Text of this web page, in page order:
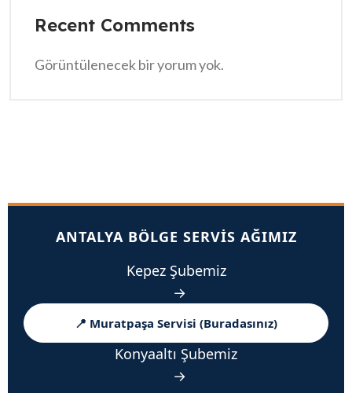
Recent Comments
Görüntülenecek bir yorum yok.
ANTALYA BÖLGE SERVIS AĞIMIZ
Kepez Şubemiz
→
📍 Muratpaşa Servisi (Buradasınız)
Konyaaltı Şubemiz
→